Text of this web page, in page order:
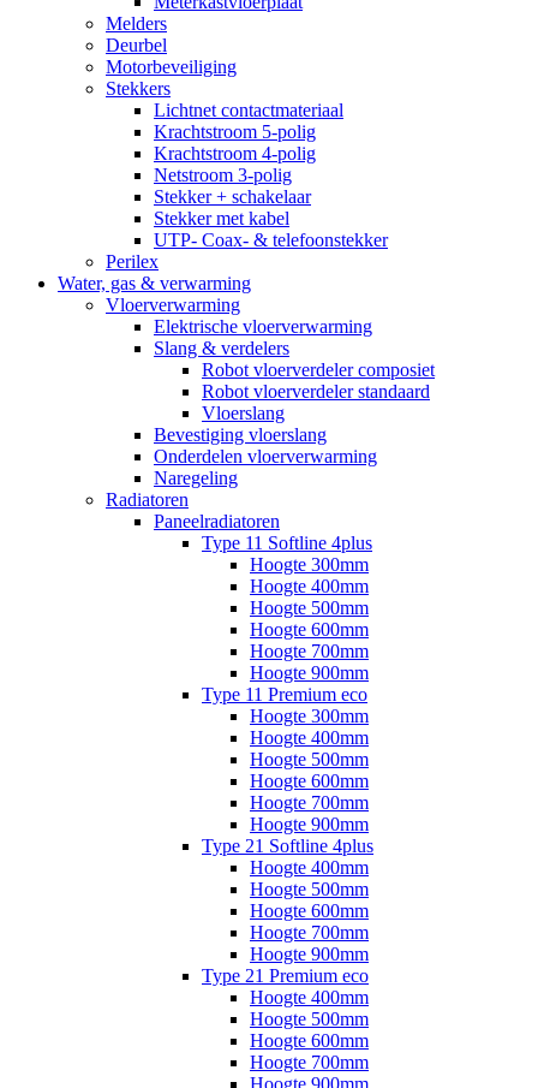
Melders
Deurbel
Motorbeveiliging
Stekkers
Lichtnet contactmateriaal
Krachtstroom 5-polig
Krachtstroom 4-polig
Netstroom 3-polig
Stekker + schakelaar
Stekker met kabel
UTP- Coax- & telefoonstekker
Perilex
Water, gas & verwarming
Vloerverwarming
Elektrische vloerverwarming
Slang & verdelers
Robot vloerverdeler composiet
Robot vloerverdeler standaard
Vloerslang
Bevestiging vloerslang
Onderdelen vloerverwarming
Naregeling
Radiatoren
Paneelradiatoren
Type 11 Softline 4plus
Hoogte 300mm
Hoogte 400mm
Hoogte 500mm
Hoogte 600mm
Hoogte 700mm
Hoogte 900mm
Type 11 Premium eco
Hoogte 300mm
Hoogte 400mm
Hoogte 500mm
Hoogte 600mm
Hoogte 700mm
Hoogte 900mm
Type 21 Softline 4plus
Hoogte 400mm
Hoogte 500mm
Hoogte 600mm
Hoogte 700mm
Hoogte 900mm
Type 21 Premium eco
Hoogte 400mm
Hoogte 500mm
Hoogte 600mm
Hoogte 700mm
Hoogte 900mm